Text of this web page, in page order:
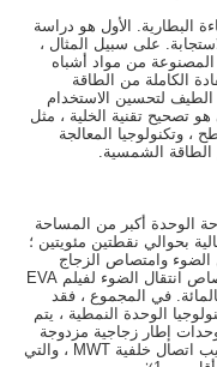
البطارية. الأول هو دراسة
على سبيل المثال ،
المصنوعة من مواد أشباه
الكاملة من الطاقة
لتحسين الاستخدام
هو تصحيح تقنية الخلية ، مثل
، وتكنولوجيا المعالجة
الطاقة الشمسية.
الوحدة أكبر من المساحة
بحوالي نقطتين مئويتين ؛
من انتقال الضوء وامتصاص الزجاج
الكهروضوئي ؛ 0.5 نقطة مئوية من فقدان امتصاص انتقال الضوء لفيلم EVA
، تفقد مقاومة شريط / شريط الناقل 1 بالمائة. في المجموع ، فقد
الوحدة النمطية ، يتم
إطار زجاجية مزدوجة
خالية من الألمنيوم ، ووحدات بطارية بدون قضيب اتصال خلفية MWT ، والتي